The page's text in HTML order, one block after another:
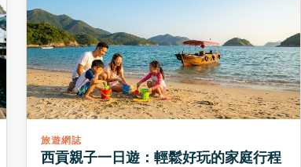
旅遊網誌
西貢親子一日遊：輕鬆好玩的家庭行程